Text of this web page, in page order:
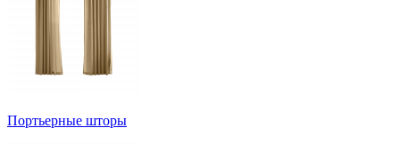
Портьерные шторы